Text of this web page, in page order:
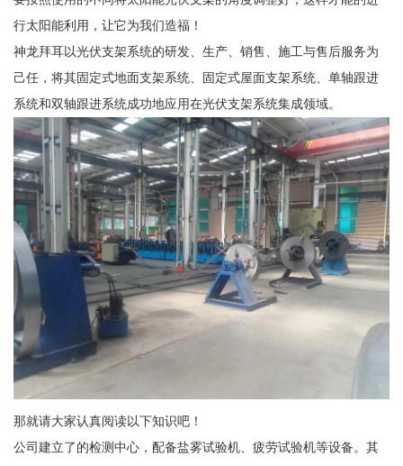
行太阳能利用，让它为我们造福！
神龙拜耳以光伏支架系统的研发、生产、销售、施工与售后服务为
己任，将其固定式地面支架系统、固定式屋面支架系统、单轴跟进
系统和双轴跟进系统成功地应用在光伏支架系统集成领域。
那就请大家认真阅读以下知识吧！
公司建立了的检测中心，配备盐雾试验机、疲劳试验机等设备。其